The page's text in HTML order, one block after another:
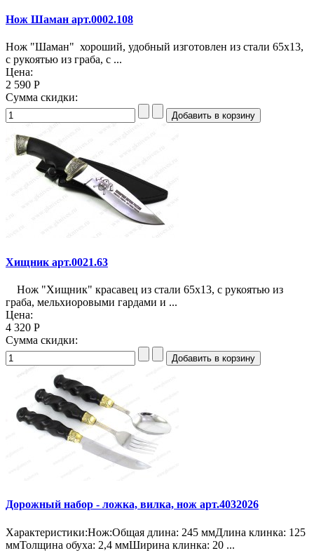
Нож Шаман арт.0002.108
Нож "Шаман" хороший, удобный изготовлен из стали 65х13,
с рукоятью из граба, с ...
Цена:
2 590 Р
Сумма скидки:
Хищник арт.0021.63
Нож "Хищник" красавец из стали 65х13, с рукоятью из
граба, мельхиоровыми гардами и ...
Цена:
4 320 Р
Сумма скидки:
Дорожный набор - ложка, вилка, нож арт.4032026
Характеристики:Нож:Общая длина: 245 ммДлина клинка: 125
ммТолщина обуха: 2,4 ммШирина клинка: 20 ...